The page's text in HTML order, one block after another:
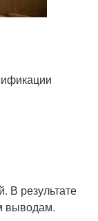
В результате
выводам.